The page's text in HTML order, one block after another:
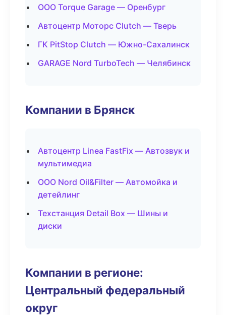
ООО Torque Garage — Оренбург
Автоцентр Моторс Clutch — Тверь
ГК PitStop Clutch — Южно-Сахалинск
GARAGE Nord TurboTech — Челябинск
Компании в Брянск
Автоцентр Linea FastFix — Автозвук и
мультимедиа
ООО Nord Oil&Filter — Автомойка и
детейлинг
Техстанция Detail Box — Шины и
диски
Компании в регионе:
Центральный федеральный
округ